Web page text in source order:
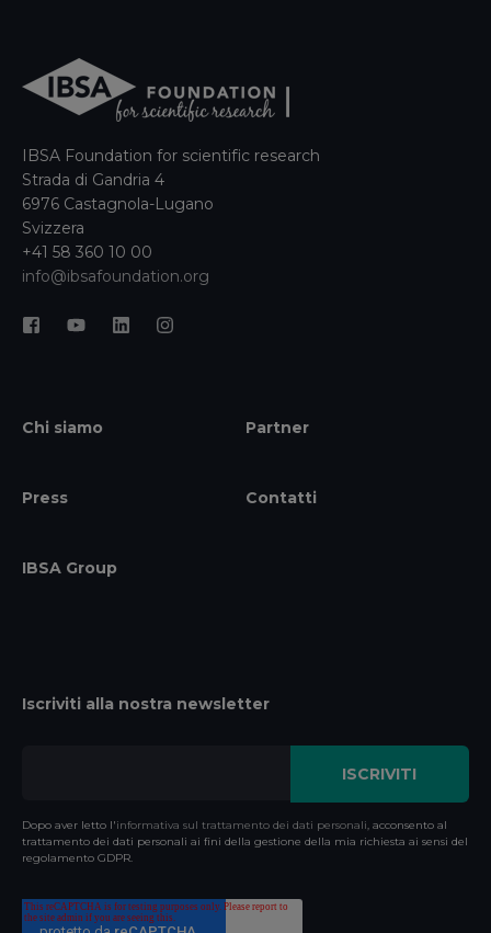
IBSA Foundation for scientific research
Strada di Gandria 4
6976 Castagnola-Lugano
Svizzera
+41 58 360 10 00
info@ibsafoundation.org
Chi siamo Partner
Press Contatti
IBSA Group
Iscriviti alla nostra newsletter
Dopo aver letto l'informativa sul trattamento dei dati personali, acconsento al
trattamento dei dati personali ai fini della gestione della mia richiesta ai sensi del
regolamento GDPR.